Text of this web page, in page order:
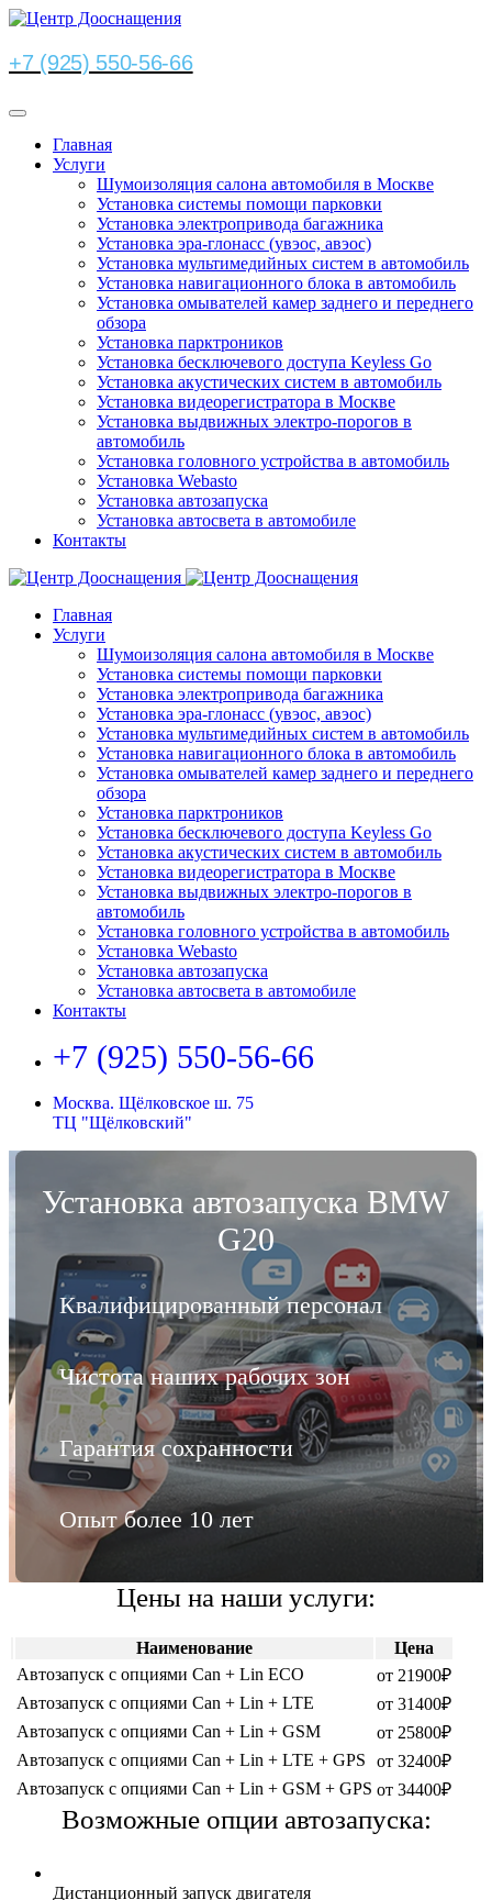
+7 (925) 550-56-66
Главная
Услуги
Шумоизоляция салона автомобиля в Москве
Установка системы помощи парковки
Установка электропривода багажника
Установка эра-глонасс (увэос, авэос)
Установка мультимедийных систем в автомобиль
Установка навигационного блока в автомобиль
Установка омывателей камер заднего и переднего
обзора
Установка парктроников
Установка бесключевого доступа Keyless Go
Установка акустических систем в автомобиль
Установка видеорегистратора в Москве
Установка выдвижных электро-порогов в
автомобиль
Установка головного устройства в автомобиль
Установка Webasto
Установка автозапуска
Установка автосвета в автомобиле
Контакты
Главная
Услуги
Шумоизоляция салона автомобиля в Москве
Установка системы помощи парковки
Установка электропривода багажника
Установка эра-глонасс (увэос, авэос)
Установка мультимедийных систем в автомобиль
Установка навигационного блока в автомобиль
Установка омывателей камер заднего и переднего
обзора
Установка парктроников
Установка бесключевого доступа Keyless Go
Установка акустических систем в автомобиль
Установка видеорегистратора в Москве
Установка выдвижных электро-порогов в
автомобиль
Установка головного устройства в автомобиль
Установка Webasto
Установка автозапуска
Установка автосвета в автомобиле
Контакты
+7 (925) 550-56-66
Москва. Щёлковское ш. 75
ТЦ "Щёлковский"
Установка автозапуска BMW
G20
Квалифицированный персонал
Чистота наших рабочих зон
Гарантия сохранности
Опыт более 10 лет
Цены на наши услуги:
Наименование
Цена
Автозапуск с опциями Can + Lin ECO
от 21900₽
Автозапуск с опциями Can + Lin + LTE
от 31400₽
Автозапуск с опциями Can + Lin + GSM
от 25800₽
Автозапуск с опциями Can + Lin + LTE + GPS
от 32400₽
Автозапуск с опциями Can + Lin + GSM + GPS от 34400₽
Возможные опции автозапуска:
Дистанционный запуск двигателя